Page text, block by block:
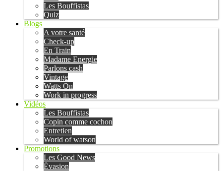
Les Bouffistas
Quiz
Blogs
A votre santé
Check-up
En Train
Madame Energie
Parlons cash
Vintage
Watts On
Work in progress
Vidéos
Les Bouffistas
Copin comme cochon
Entretien
World of watson
Promotions
Les Good News
Évasion